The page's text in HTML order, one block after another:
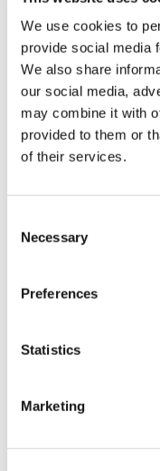
We use cookies to
provide social media
We also share
our social media,
may combine it with
provided to them or
of their services.
Selection
Necessary
Preferences
Statistics
Marketing
お届け開始日：
祇：Path of the